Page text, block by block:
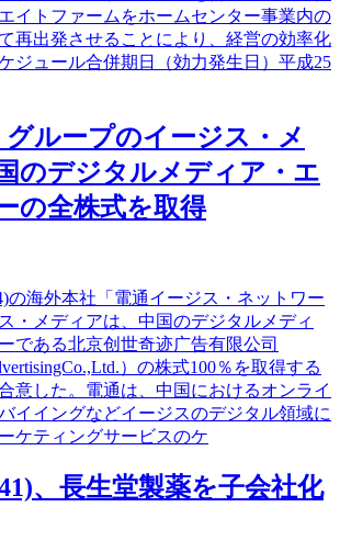
イトファームをホームセンター事業内の
再出発させることにより、経営の効率化
ジュール合併期日（効力発生日）平成25
グループのイージス・メ
のデジタルメディア・エ
の全株式を取得
の海外本社「電通イージス・ネットワー
・メディアは、中国のデジタルメディ
である北京创世奇迹广告有限公司
）の株式100％を取得する
意した。電通は、中国におけるオンライ
イイングなどイージスのデジタル領域に
ケティングサービスのケ
、長生堂製薬を子会社化